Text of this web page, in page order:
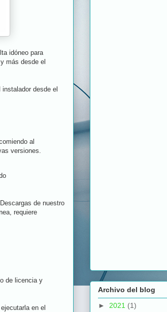
idóneo para
más desde el
desde el
al
versiones.
de nuestro
requiere
de licencia y
en el
Archivo del blog
► 2021 (1)